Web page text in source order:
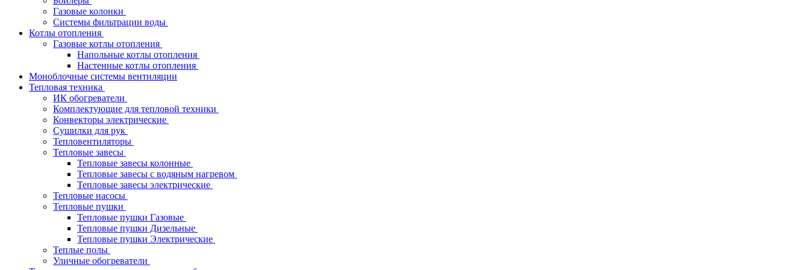
Газовые колонки
Системы фильтрации воды
Котлы отопления
Газовые котлы отопления
Напольные котлы отопления
Настенные котлы отопления
Моноблочные системы вентиляции
Тепловая техника
ИК обогреватели
Комплектующие для тепловой техники
Конвекторы электрические
Сушилки для рук
Тепловентиляторы
Тепловые завесы
Тепловые завесы колонные
Тепловые завесы с водяным нагревом
Тепловые завесы электрические
Тепловые насосы
Тепловые пушки
Тепловые пушки Газовые
Тепловые пушки Дизельные
Тепловые пушки Электрические
Теплые полы
Уличные обогреватели